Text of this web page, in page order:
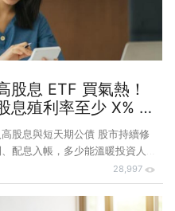
一檔個股時，
股息 ETF 買氣熱！
息殖利率至少 X% 才
股息與短天期公債 股市持續修
配息入帳，多少能溫暖投資人的
標的將持續吸金。 近一個月全
越低，投資人的虧損持續擴大，
）年台股上市櫃企業預估配發
28,997